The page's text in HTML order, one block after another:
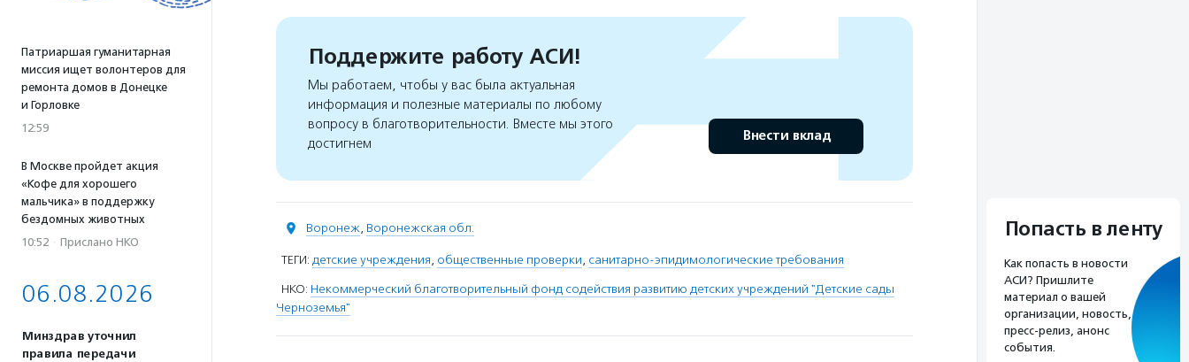
Патриаршая гуманитарная
миссия ищет волонтеров для
ремонта домов в Донецке
и Горловке
12:59
В Москве пройдет акция
«Кофе для хорошего
мальчика» в поддержку
бездомных животных
10:52 · Прислано НКО
06.08.2026
Минздрав уточнил
правила передачи
Поддержите работу АСИ!
Мы работаем, чтобы у вас была актуальная
информация и полезные материалы по любому
вопросу в благотворительности. Вместе мы этого
достигнем
Внести вклад
Воронеж, Воронежская обл.
ТЕГИ: детские учреждения, общественные проверки, санитарно-эпидимологические требования
НКО: Некоммерческий благотворительный фонд содействия развитию детских учреждений "Детские сады
Черноземья"
Попасть в ленту
Как попасть в новости
АСИ? Пришлите
материал о вашей
организации, новость,
пресс-релиз, анонс
события.